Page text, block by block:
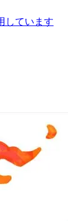
しています